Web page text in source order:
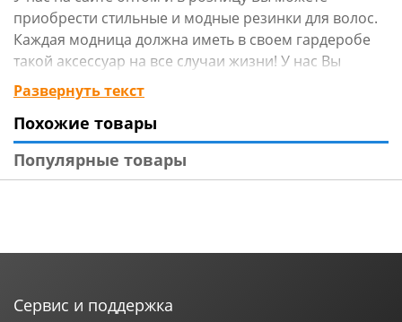
приобрести стильные и модные резинки для волос.
Каждая модница должна иметь в своем гардеробе
такой аксессуар на все случаи жизни! У нас Вы
найдете резинки для волос с изысканным и
современным дизайном, яркие или классические, в
виде бантиков или зверюшек, с бусинами или
стразами, с кружевной каймой или бархатом. Наши
аксессуары для волос не оставят Вас равнодушными
Развернуть текст
Похожие товары
Популярные товары
Сервис и поддержка